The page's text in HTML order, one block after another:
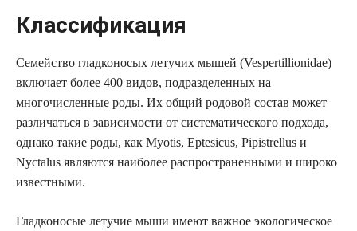
Классификация
Семейство гладконосых летучих мышей (Vespertillionidae)
включает более 400 видов, подразделенных на
многочисленные роды. Их общий родовой состав может
различаться в зависимости от систематического подхода,
однако такие роды, как Myotis, Eptesicus, Pipistrellus и
Nyctalus являются наиболее распространенными и широко
известными.
Гладконосые летучие мыши имеют важное экологическое